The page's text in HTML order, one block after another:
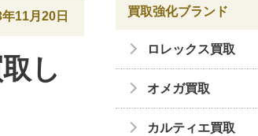
し
11月20日 買取強化ブランド
ロレックス買取
オメガ買取
カルティエ買取